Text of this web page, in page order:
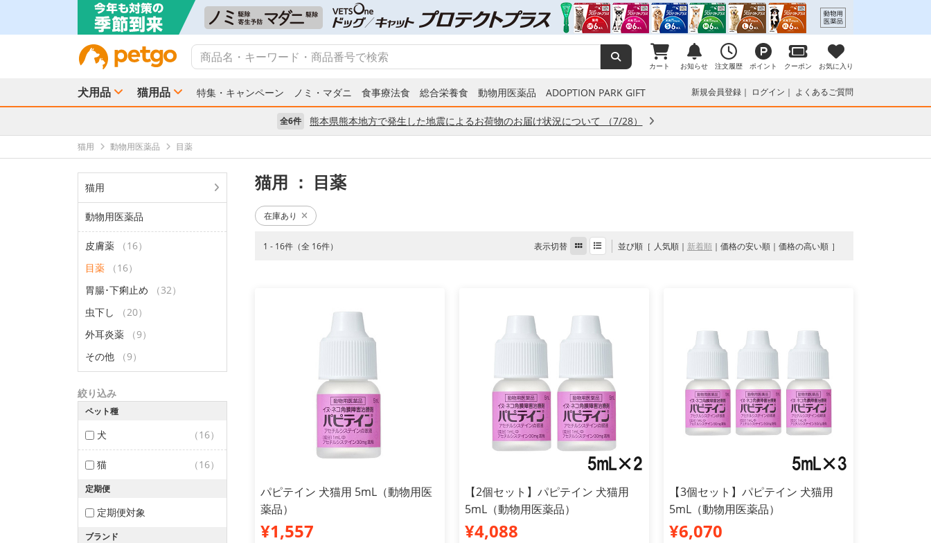
カート お知らせ 注文履歴 ポイント クーポン お気に入り
犬用品 猫用品 特集・キャンペーン ノミ・マダニ 食事療法食 総合栄養食 動物用医薬品 ADOPTION PARK GIFT 新規会員登録 ログイン よくあるご質問
全6件 熊本県熊本地方で発生した地震によるお荷物のお届け状況について （7/28）
猫用 動物用医薬品 目薬
猫用
動物用医薬品
皮膚薬
（16）
目薬
（16）
胃腸･下痢止め
（32）
虫下し
（20）
外耳炎薬
（9）
その他
（9）
絞り込み
ペット種
犬 （16）
猫 （16）
定期便
定期便対象
ブランド
猫用 ： 目薬
在庫あり
1 - 16件（全 16件） 表示切替 並び順 人気順 新着順 価格の安い順 価格の高い順
パピテイン 犬猫用 5mL（動物用医
薬品）
¥1,557
【2個セット】パピテイン 犬猫用
5mL（動物用医薬品）
¥4,088
【3個セット】パピテイン 犬猫用
5mL（動物用医薬品）
¥6,070